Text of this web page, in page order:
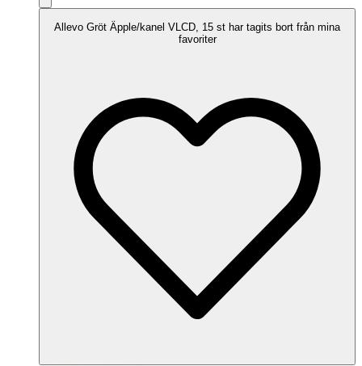
Allevo Gröt Äpple/kanel VLCD, 15 st har tagits bort från mina
favoriter